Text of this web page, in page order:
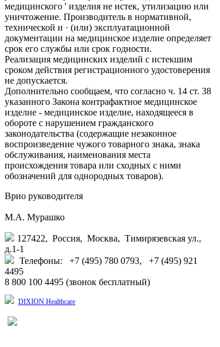
медицинского ' изделия не истек, утилизацию или
уничтожение. Производитель в нормативной,
технической и · (или) эксплуатационной
документации на медицинское изделие определяет
срок его службы или срок годности.
Реализация медицинских изделий с истекшим
сроком действия регистрационного удостоверения
не допускается.
Дополнительно сообщаем, что согласно ч. 14 ст. 38
указанного Закона контрафактное медицинское
изделие - медицинское изделие, находящееся в
обороте с нарушением гражданского
законодательства (содержащие незаконное
воспроизведение чужого товарного знака, знака
обслуживания, наименования места
происхождения товара или сходных с ними
обозначений для однородных товаров).
Врио руководителя
М.А. Мурашко
127422, Россия, Москва, Тимирязевская ул.,
д.1-1
Телефоны: +7 (495) 780 0793, +7 (495) 921
4495
8 800 100 4495 (звонок бесплатный)
DIXION Healthcare